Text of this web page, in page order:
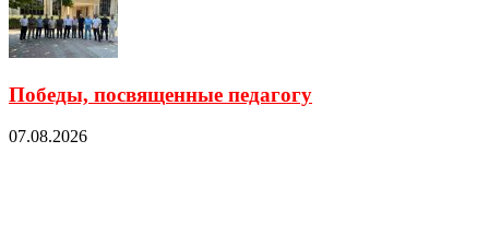
Победы, посвященные педагогу
07.08.2026